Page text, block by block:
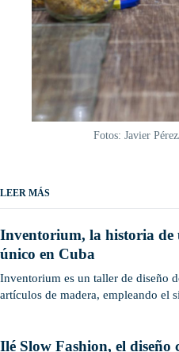
Fotos: Javier
LEER MÁS
Inventorium, la historia de
único en Cuba
Inventorium es un taller de diseño
artículos de madera, empleando el
Ilé Slow Fashion, el diseño